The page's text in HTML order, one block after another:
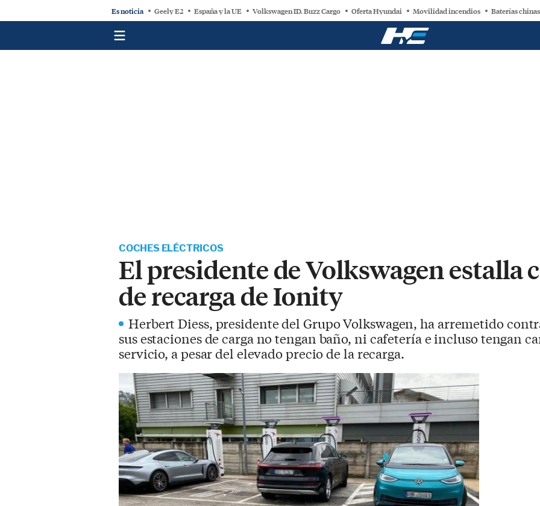
Es noticia Geely E2 España y la UE Volkswagen ID. Buzz Cargo Oferta Hyundai Movilidad incendios Baterías chinas
COCHES ELÉCTRICOS
El presidente de Volkswagen estalla
de recarga de Ionity
Herbert Diess, presidente del Grupo Volkswagen, ha arremetido
sus estaciones de carga no tengan baño, ni cafetería e incluso tengan
servicio, a pesar del elevado precio de la recarga.